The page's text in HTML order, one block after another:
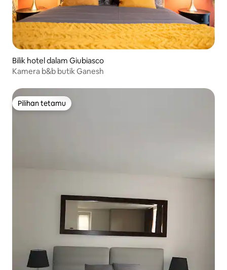
Bilik hotel dalam Giubiasco
Kamera b&b butik Ganesh
Pilihan tetamu
Pilihan tetamu